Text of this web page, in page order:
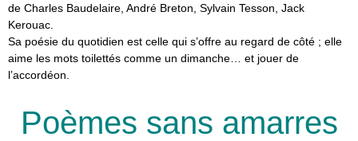
de Charles Baudelaire, André Breton, Sylvain Tesson, Jack
Kerouac.
Sa poésie du quotidien est celle qui s’offre au regard de côté ; elle
aime les mots toilettés comme un dimanche… et jouer de
l’accordéon.
Poèmes sans amarres